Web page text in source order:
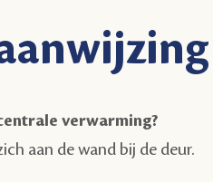
verwarming?
aan de wand bij de deur.